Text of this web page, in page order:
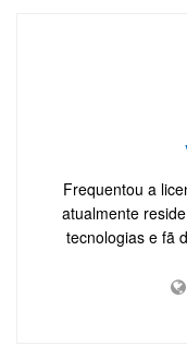
Frequentou a
atualmente
tecnologias e fã